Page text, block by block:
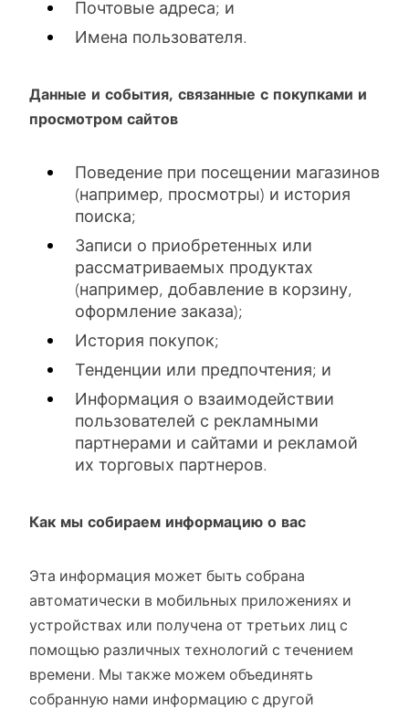
Почтовые адреса; и
Имена пользователя.
Данные и события, связанные с покупками и
просмотром сайтов
Поведение при посещении магазинов
(например, просмотры) и история
поиска;
Записи о приобретенных или
рассматриваемых продуктах
(например, добавление в корзину,
оформление заказа);
История покупок;
Тенденции или предпочтения; и
Информация о взаимодействии
пользователей с рекламными
партнерами и сайтами и рекламой
их торговых партнеров.
Как мы собираем информацию о вас
Эта информация может быть собрана
автоматически в мобильных приложениях и
устройствах или получена от третьих лиц с
помощью различных технологий с течением
времени. Мы также можем объединять
собранную нами информацию с другой